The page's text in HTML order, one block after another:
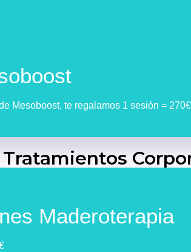
Mesoboost, te regalamos 1 sesión = 270€
Maderoterapia